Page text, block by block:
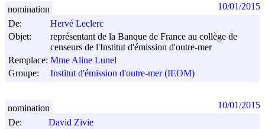
De:
Hervé Leclerc
Objet:
représentant de la Banque de France au collège de
censeurs de l'Institut d'émission d'outre-mer
Remplace: Mme Aline Lunel
Groupe:
Institut d'émission d'outre-mer (IEOM)
nomination 10/01/2015
De:
David Zivie
nomination 10/01/2015